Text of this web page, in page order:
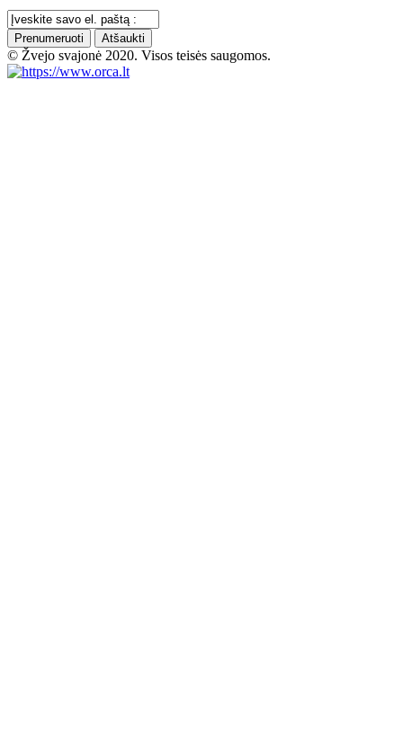
Prenumeruoti Atšaukti
© Žvejo svajonė 2020. Visos teisės saugomos.